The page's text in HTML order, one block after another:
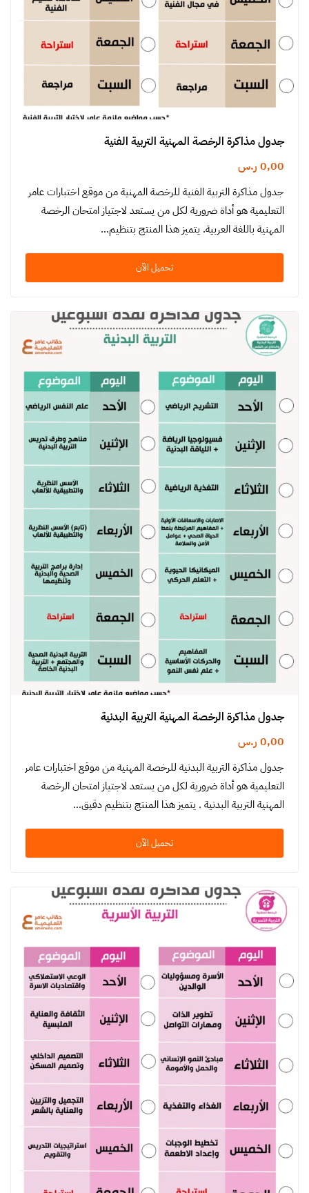
جدول مذاكرة الرخصة المهنية التربية الفنية
0,00 ر.س
جدول مذاكرة التربية الفنية للرخصة المهنية من موقع اختبارات عامر
التعليمية هو أداة ضرورية لكل من يستعد لاجتياز امتحان الرخصة
المهنية باللغة العربية. يتميز هذا المنتج بتنظيم…
تحميل الآن
جدول مذاكرة الرخصة المهنية التربية البدنية
0,00 ر.س
جدول مذاكرة التربية البدنية للرخصة المهنية من موقع اختبارات عامر
التعليمية هو أداة ضرورية لكل من يستعد لاجتياز امتحان الرخصة
المهنية التربية البدنية . يتميز هذا المنتج بتنظيم دقيق…
تحميل الآن